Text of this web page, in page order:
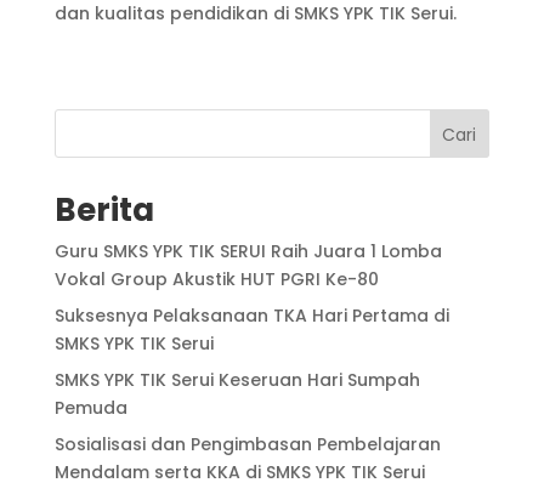
dan kualitas pendidikan di SMKS YPK TIK Serui.
Cari
Berita
Guru SMKS YPK TIK SERUI Raih Juara 1 Lomba
Vokal Group Akustik HUT PGRI Ke-80
Suksesnya Pelaksanaan TKA Hari Pertama di
SMKS YPK TIK Serui
SMKS YPK TIK Serui Keseruan Hari Sumpah
Pemuda
Sosialisasi dan Pengimbasan Pembelajaran
Mendalam serta KKA di SMKS YPK TIK Serui